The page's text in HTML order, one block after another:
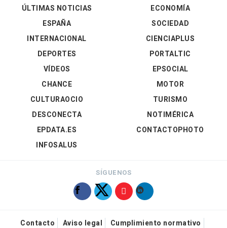
ÚLTIMAS NOTICIAS
ESPAÑA
INTERNACIONAL
DEPORTES
VÍDEOS
ECONOMÍA
SOCIEDAD
CIENCIAPLUS
PORTALTIC
EPSOCIAL
CHANCE
CULTURAOCIO
DESCONECTA
EPDATA.ES
INFOSALUS
MOTOR
TURISMO
NOTIMÉRICA
CONTACTOPHOTO
SÍGUENOS
Contacto Aviso legal Cumplimiento normativo